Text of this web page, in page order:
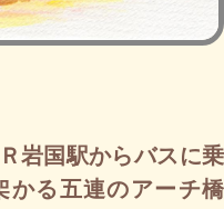
岩国駅からバスに乗
かる五連のアーチ橋